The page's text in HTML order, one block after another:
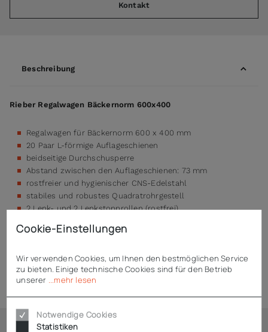
Kontakt
Beschreibung
Rieber Regalwagen Bäckernorm 600x400
Regalwagen für Bäckernorm 600 x 400 mm
20 Paar L-förmige Auflageschienen
beidseitige Durchschusperre
Abstand zwischen den Auflageschienen: 73 mm
rostfreier und hygienischer CNS-Edelstahl
stabiles und robustes Quadratrohrgestell
2 Lenk- und 2 Lenkstopprollen (rostfrei)
Technische Daten
Cookie-Einstellungen
Wir verwenden Cookies, um Ihnen den bestmöglichen Service
zu bieten. Einige technische Cookies sind für den Betrieb
unserer
...mehr lesen
Notwendige Cookies
Statistiken